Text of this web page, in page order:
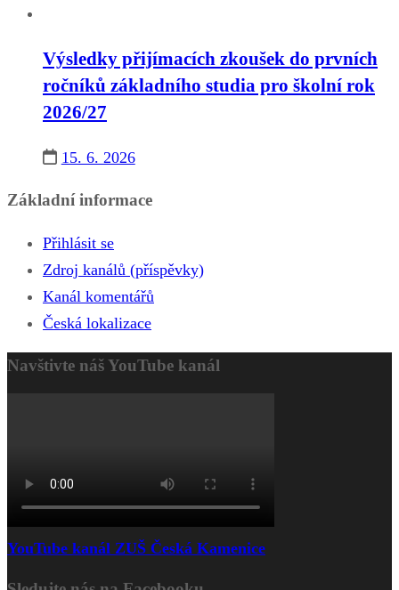
Výsledky přijímacích zkoušek do prvních
ročníků základního studia pro školní rok
2026/27
15. 6. 2026
Základní informace
Přihlásit se
Zdroj kanálů (příspěvky)
Kanál komentářů
Česká lokalizace
Navštivte náš YouTube kanál
YouTube kanál ZUŠ Česká Kamenice